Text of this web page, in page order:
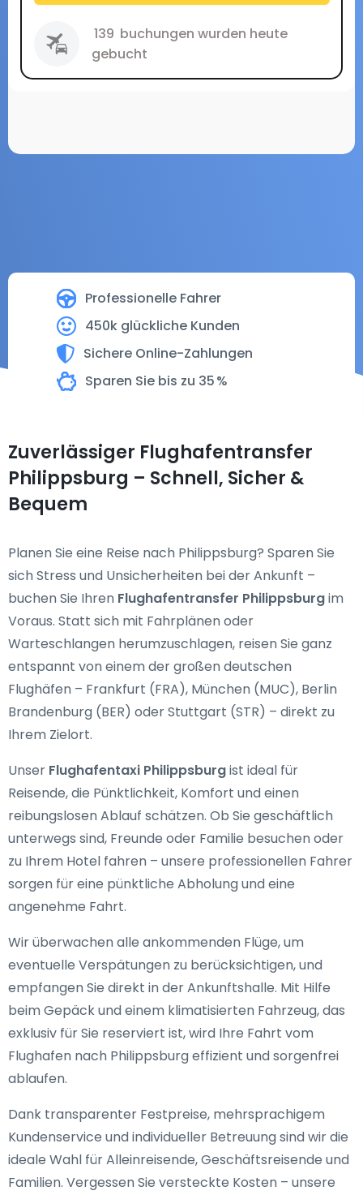
Professionelle Fahrer
450k glückliche Kunden
Sichere Online-Zahlungen
Sparen Sie bis zu 35 %
139 buchungen wurden heute
gebucht
Zuverlässiger Flughafentransfer
Philippsburg – Schnell, Sicher &
Bequem
Planen Sie eine Reise nach Philippsburg? Sparen Sie
sich Stress und Unsicherheiten bei der Ankunft –
buchen Sie Ihren Flughafentransfer Philippsburgim
Voraus. Statt sich mit Fahrplänen oder
Warteschlangen herumzuschlagen, reisen Sie ganz
entspannt von einem der großen deutschen
Flughäfen – Frankfurt (FRA), München (MUC), Berlin
Brandenburg (BER) oder Stuttgart (STR) – direkt zu
Ihrem Zielort.
Unser Flughafentaxi Philippsburgist ideal für
Reisende, die Pünktlichkeit, Komfort und einen
reibungslosen Ablauf schätzen. Ob Sie geschäftlich
unterwegs sind, Freunde oder Familie besuchen oder
zu Ihrem Hotel fahren – unsere professionellen Fahrer
sorgen für eine pünktliche Abholung und eine
angenehme Fahrt.
Wir überwachen alle ankommenden Flüge, um
eventuelle Verspätungen zu berücksichtigen, und
empfangen Sie direkt in der Ankunftshalle. Mit Hilfe
beim Gepäck und einem klimatisierten Fahrzeug, das
exklusiv für Sie reserviert ist, wird Ihre Fahrt vom
Flughafen nach Philippsburg effizient und sorgenfrei
ablaufen.
Dank transparenter Festpreise, mehrsprachigem
Kundenservice und individueller Betreuung sind wir die
ideale Wahl für Alleinreisende, Geschäftsreisende und
Familien. Vergessen Sie versteckte Kosten – unsere